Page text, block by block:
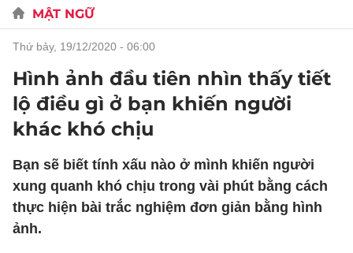
MẬT NGỮ
thứ bảy, 19/12/2020 - 06:00
Hình ảnh đầu tiên nhìn thấy tiết
lộ điều gì ở bạn khiến người
khác khó chịu
Bạn sẽ biết tính xấu nào ở mình khiến người
xung quanh khó chịu trong vài phút bằng cách
thực hiện bài trắc nghiệm đơn giản bằng hình
ảnh.